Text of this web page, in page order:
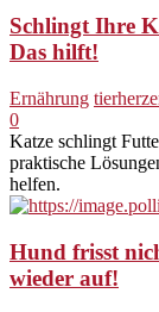
Schlingt Ihre
Das hilft!
Ernährung
0
Katze schlingt
praktische
helfen.
Hund frisst
wieder auf!